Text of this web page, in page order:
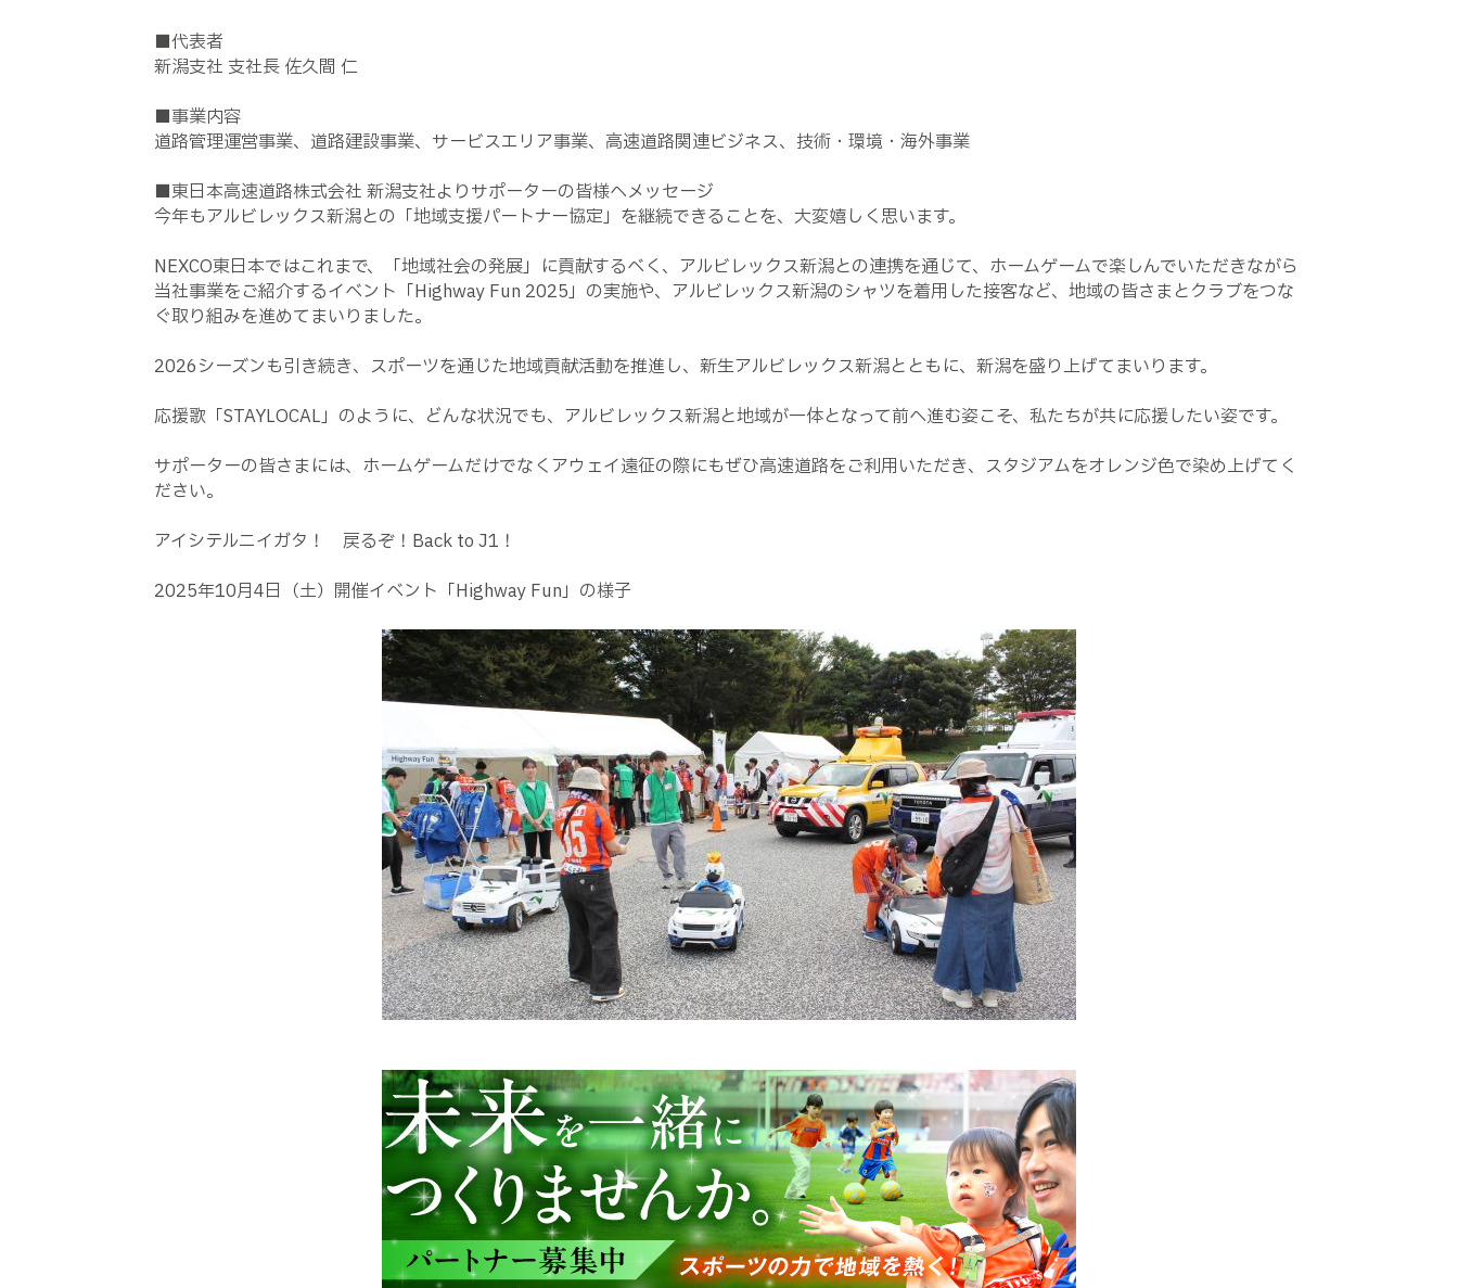
■代表者
新潟支社 支社長 佐久間 仁
■事業内容
道路管理運営事業、道路建設事業、サービスエリア事業、高速道路関連ビジネス、技術・環境・海外事業
■東日本高速道路株式会社 新潟支社よりサポーターの皆様へメッセージ
今年もアルビレックス新潟との「地域支援パートナー協定」を継続できることを、大変嬉しく思います。
NEXCO東日本ではこれまで、「地域社会の発展」に貢献するべく、アルビレックス新潟との連携を通じて、ホームゲームで楽しんでいただきながら
当社事業をご紹介するイベント「Highway Fun 2025」の実施や、アルビレックス新潟のシャツを着用した接客など、地域の皆さまとクラブをつな
ぐ取り組みを進めてまいりました。
2026シーズンも引き続き、スポーツを通じた地域貢献活動を推進し、新生アルビレックス新潟とともに、新潟を盛り上げてまいります。
応援歌「STAYLOCAL」のように、どんな状況でも、アルビレックス新潟と地域が一体となって前へ進む姿こそ、私たちが共に応援したい姿です。
サポーターの皆さまには、ホームゲームだけでなくアウェイ遠征の際にもぜひ高速道路をご利用いただき、スタジアムをオレンジ色で染め上げてく
ださい。
アイシテルニイガタ！ 戻るぞ！Back to J1！
2025年10月4日（土）開催イベント「Highway Fun」の様子